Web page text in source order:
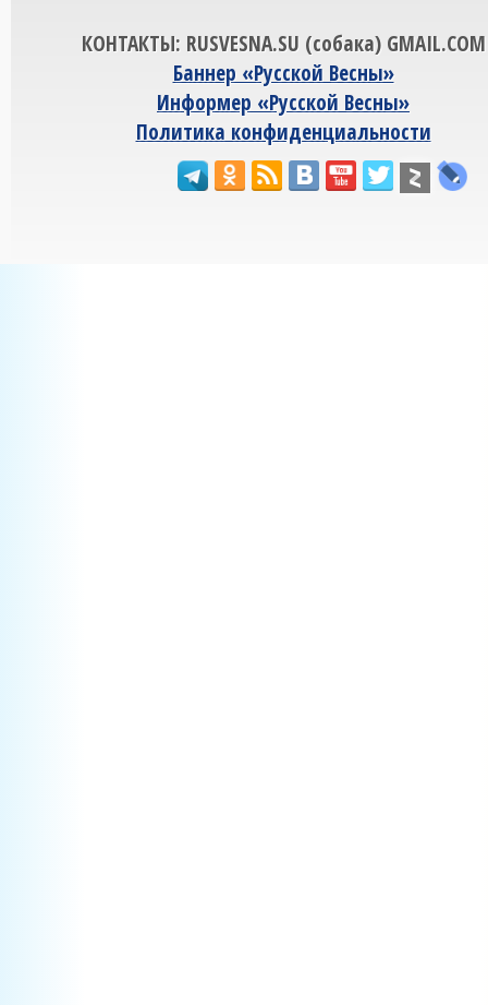
КОНТАКТЫ: RUSVESNA.SU (собака) GMAIL.COM
Баннер «Русской Весны»
Информер «Русской Весны»
Политика конфиденциальности